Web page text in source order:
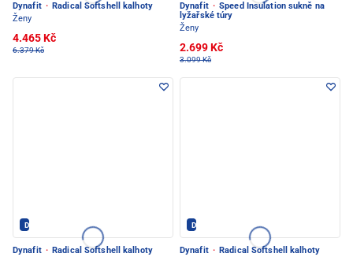
Dynafit · Radical Softshell kalhoty
Ženy
4.465 Kč
6.379 Kč
Dynafit · Speed Insulation sukně na
lyžařské túry
Ženy
2.699 Kč
3.099 Kč
Dynafit - PEC POD SNĚŽKOU
Dynafit · Radical Softshell kalhoty
Dynafit - PEC POD SNĚŽKOU
Dynafit · Radical Softshell kalhoty